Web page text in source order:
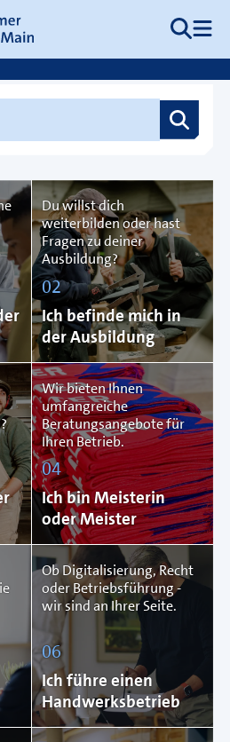
Suche
Du willst dich
weiterbilden oder hast
Fragen zu deiner
Ausbildung?
02
Ich befinde mich in
der Ausbildung
Wir bieten Ihnen
umfangreiche
Beratungsangebote für
Ihren Betrieb.
04
Ich bin Meisterin
oder Meister
Ob Digitalisierung, Recht
oder Betriebsführung -
wir sind an Ihrer Seite.
06
Ich führe einen
Handwerksbetrieb